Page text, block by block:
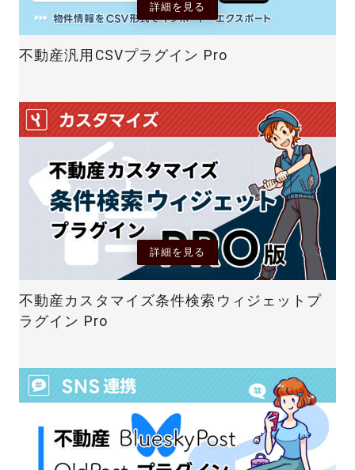
詳細を見る
不動産汎用CSVプラグイン Pro
詳細を見る
不動産カスタマイズ条件検索ウィジェットプ
ラグイン Pro